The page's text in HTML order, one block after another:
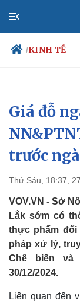
/KINH TẾ
Chính trị
Đảng
Tổ chức nhân sự
Quốc hội
Nhận diện sự thật
Giá đỗ
trước
Thứ Sáu, 18:37,
VOV.VN - Sở
Lắk sớm có
thực phẩm
pháp xử lý,
Chế biến và
30/12/2024.
Liên quan đến